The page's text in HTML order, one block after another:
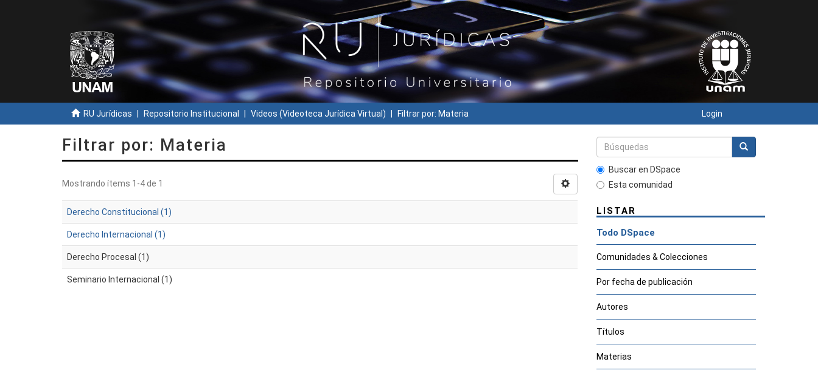
RU Jurídicas Repositorio Institucional Videos (Videoteca Jurídica Virtual) Filtrar por: Materia Login
Filtrar por: Materia
Mostrando ítems 1-4 de 1
Derecho Constitucional (1)
Derecho Internacional (1)
Derecho Procesal (1)
Seminario Internacional (1)
Buscar en DSpace
Esta comunidad
LISTAR
Todo DSpace
Comunidades & Colecciones
Por fecha de publicación
Autores
Títulos
Materias